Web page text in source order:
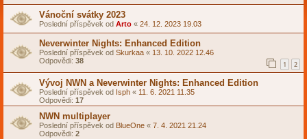
Vánoční svátky 2023
Poslední příspěvek od Arto « 24. 12. 2023 19.03
Neverwinter Nights: Enhanced Edition
Poslední příspěvek od Skurkaa « 13. 10. 2022 12.46
Odpovědi: 38 1 2
Vývoj NWN a Neverwinter Nights: Enhanced Edition
Poslední příspěvek od Isph « 11. 6. 2021 11.35
Odpovědi: 17
NWN multiplayer
Poslední příspěvek od BlueOne « 7. 4. 2021 21.24
Odpovědi: 2